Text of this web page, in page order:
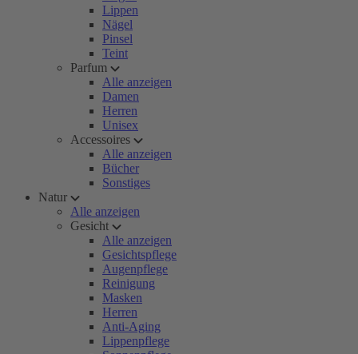
Lippen
Nägel
Pinsel
Teint
Parfum
Alle anzeigen
Damen
Herren
Unisex
Accessoires
Alle anzeigen
Bücher
Sonstiges
Natur
Alle anzeigen
Gesicht
Alle anzeigen
Gesichtspflege
Augenpflege
Reinigung
Masken
Herren
Anti-Aging
Lippenpflege